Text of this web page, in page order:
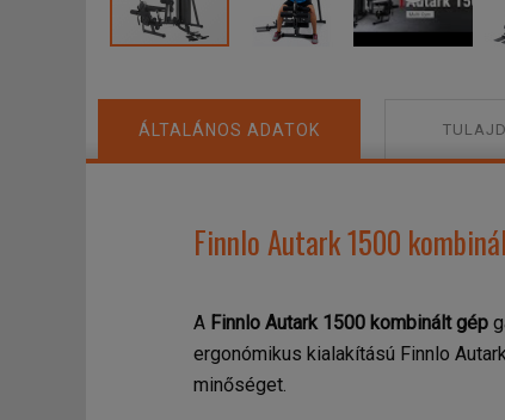
ÁLTALÁNOS ADATOK
Finnlo Autark 1500
A Finnlo Autark 1500 kombinált gép
ergonómikus kialakítású Finnlo
minőséget.